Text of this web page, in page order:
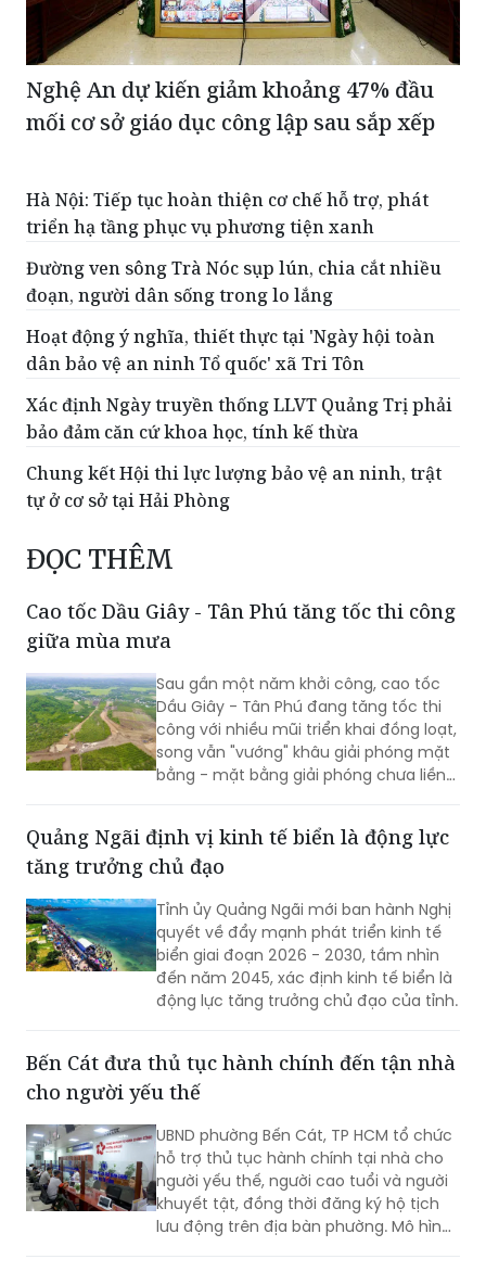
Nghệ An dự kiến giảm khoảng 47% đầu
mối cơ sở giáo dục công lập sau sắp xếp
Hà Nội: Tiếp tục hoàn thiện cơ chế hỗ trợ, phát
triển hạ tầng phục vụ phương tiện xanh
Đường ven sông Trà Nóc sụp lún, chia cắt nhiều
đoạn, người dân sống trong lo lắng
Hoạt động ý nghĩa, thiết thực tại 'Ngày hội toàn
dân bảo vệ an ninh Tổ quốc' xã Tri Tôn
Xác định Ngày truyền thống LLVT Quảng Trị phải
bảo đảm căn cứ khoa học, tính kế thừa
Chung kết Hội thi lực lượng bảo vệ an ninh, trật
tự ở cơ sở tại Hải Phòng
ĐỌC THÊM
Cao tốc Dầu Giây - Tân Phú tăng tốc thi công
giữa mùa mưa
Sau gần một năm khởi công, cao tốc
Dầu Giây - Tân Phú đang tăng tốc thi
công với nhiều mũi triển khai đồng loạt,
song vẫn "vướng" khâu giải phóng mặt
bằng - mặt bằng giải phóng chưa liền
Quảng Ngãi định vị kinh tế biển là động lực
tăng trưởng chủ đạo
Tỉnh ủy Quảng Ngãi mới ban hành Nghị
quyết về đẩy mạnh phát triển kinh tế
biển giai đoạn 2026 - 2030, tầm nhìn
đến năm 2045, xác định kinh tế biển là
động lực tăng trưởng chủ đạo của tỉnh.
Bến Cát đưa thủ tục hành chính đến tận nhà
cho người yếu thế
UBND phường Bến Cát, TP HCM tổ chức
hỗ trợ thủ tục hành chính tại nhà cho
người yếu thế, người cao tuổi và người
khuyết tật, đồng thời đăng ký hộ tịch
lưu động trên địa bàn phường. Mô hình